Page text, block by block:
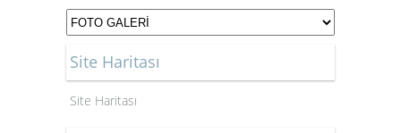
Site Haritası
Site Haritası